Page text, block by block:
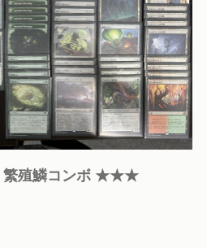
殖鱗コンボ ★★★